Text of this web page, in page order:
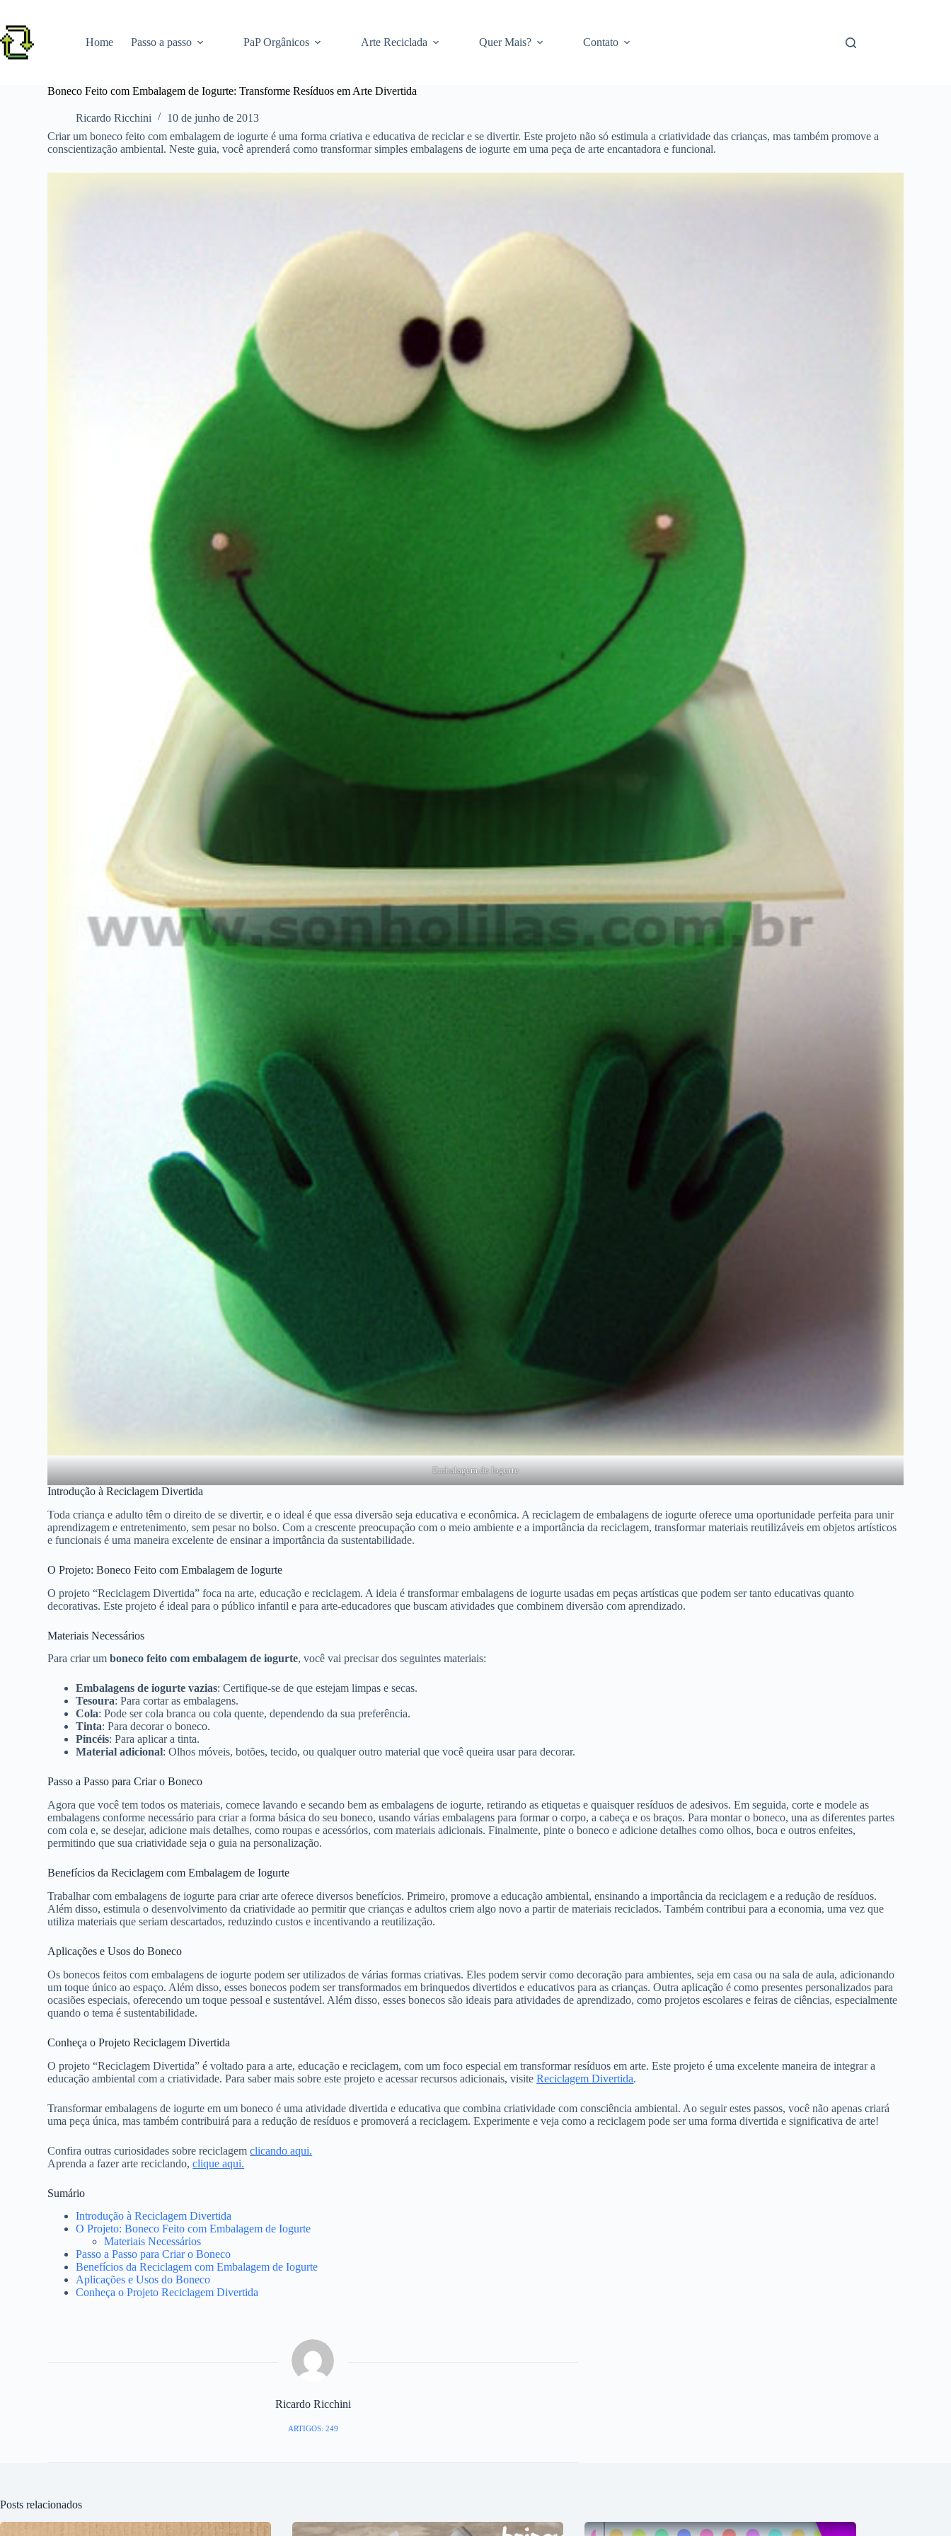
conteúdo
Home Passo a passo PaP Orgânicos Arte Reciclada Quer Mais? Contato
Boneco Feito com Embalagem de Iogurte: Transforme Resíduos em Arte Divertida
Ricardo Ricchini
10 de junho de 2013
Criar um boneco feito com embalagem de iogurte é uma forma criativa e educativa de reciclar e se divertir. Este projeto não só estimula a criatividade das crianças, mas também promove a
conscientização ambiental. Neste guia, você aprenderá como transformar simples embalagens de iogurte em uma peça de arte encantadora e funcional.
Embalagem de Iogurte
Introdução à Reciclagem Divertida
Toda criança e adulto têm o direito de se divertir, e o ideal é que essa diversão seja educativa e econômica. A reciclagem de embalagens de iogurte oferece uma oportunidade perfeita para unir
aprendizagem e entretenimento, sem pesar no bolso. Com a crescente preocupação com o meio ambiente e a importância da reciclagem, transformar materiais reutilizáveis em objetos artísticos
e funcionais é uma maneira excelente de ensinar a importância da sustentabilidade.
O Projeto: Boneco Feito com Embalagem de Iogurte
O projeto “Reciclagem Divertida” foca na arte, educação e reciclagem. A ideia é transformar embalagens de iogurte usadas em peças artísticas que podem ser tanto educativas quanto
decorativas. Este projeto é ideal para o público infantil e para arte-educadores que buscam atividades que combinem diversão com aprendizado.
Materiais Necessários
Para criar umboneco feito com embalagem de iogurte, você vai precisar dos seguintes materiais:
Embalagens de iogurte vazias: Certifique-se de que estejam limpas e secas.
Tesoura: Para cortar as embalagens.
Cola: Pode ser cola branca ou cola quente, dependendo da sua preferência.
Tinta: Para decorar o boneco.
Pincéis: Para aplicar a tinta.
Material adicional: Olhos móveis, botões, tecido, ou qualquer outro material que você queira usar para decorar.
Passo a Passo para Criar o Boneco
Agora que você tem todos os materiais, comece lavando e secando bem as embalagens de iogurte, retirando as etiquetas e quaisquer resíduos de adesivos. Em seguida, corte e modele as
embalagens conforme necessário para criar a forma básica do seu boneco, usando várias embalagens para formar o corpo, a cabeça e os braços. Para montar o boneco, una as diferentes partes
com cola e, se desejar, adicione mais detalhes, como roupas e acessórios, com materiais adicionais. Finalmente, pinte o boneco e adicione detalhes como olhos, boca e outros enfeites,
permitindo que sua criatividade seja o guia na personalização.
Benefícios da Reciclagem com Embalagem de Iogurte
Trabalhar com embalagens de iogurte para criar arte oferece diversos benefícios. Primeiro, promove a educação ambiental, ensinando a importância da reciclagem e a redução de resíduos.
Além disso, estimula o desenvolvimento da criatividade ao permitir que crianças e adultos criem algo novo a partir de materiais reciclados. Também contribui para a economia, uma vez que
utiliza materiais que seriam descartados, reduzindo custos e incentivando a reutilização.
Aplicações e Usos do Boneco
Os bonecos feitos com embalagens de iogurte podem ser utilizados de várias formas criativas. Eles podem servir como decoração para ambientes, seja em casa ou na sala de aula, adicionando
um toque único ao espaço. Além disso, esses bonecos podem ser transformados em brinquedos divertidos e educativos para as crianças. Outra aplicação é como presentes personalizados para
ocasiões especiais, oferecendo um toque pessoal e sustentável. Além disso, esses bonecos são ideais para atividades de aprendizado, como projetos escolares e feiras de ciências, especialmente
quando o tema é sustentabilidade.
Conheça o Projeto Reciclagem Divertida
O projeto “Reciclagem Divertida” é voltado para a arte, educação e reciclagem, com um foco especial em transformar resíduos em arte. Este projeto é uma excelente maneira de integrar a
educação ambiental com a criatividade. Para saber mais sobre este projeto e acessar recursos adicionais, visiteReciclagem Divertida.
Transformar embalagens de iogurte em um boneco é uma atividade divertida e educativa que combina criatividade com consciência ambiental. Ao seguir estes passos, você não apenas criará
uma peça única, mas também contribuirá para a redução de resíduos e promoverá a reciclagem. Experimente e veja como a reciclagem pode ser uma forma divertida e significativa de arte!
Confira outras curiosidades sobre reciclagemclicando aqui.
Aprenda a fazer arte reciclando,clique aqui.
Sumário
Introdução à Reciclagem Divertida
O Projeto: Boneco Feito com Embalagem de Iogurte
Materiais Necessários
Passo a Passo para Criar o Boneco
Benefícios da Reciclagem com Embalagem de Iogurte
Aplicações e Usos do Boneco
Conheça o Projeto Reciclagem Divertida
Ricardo Ricchini
ARTIGOS: 249
Posts relacionados